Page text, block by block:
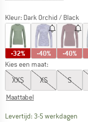
Kleur: Dark Orchid / Black
-32% -40% -40%
Kies een maat:
XXS XS S
Maattabel
Levertijd: 3-5 werkdagen